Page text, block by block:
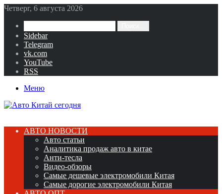
Четверг, 6 августа 2026
Sidebar
Telegram
vk.com
YouTube
RSS
Меню
АВТО НОВОСТИ
Авто статьи
Аналитика продаж авто в китае
Анти-тесла
Видео-обзоры
Самые дешевые электромобили Китая
Самые дорогие электромобили Китая